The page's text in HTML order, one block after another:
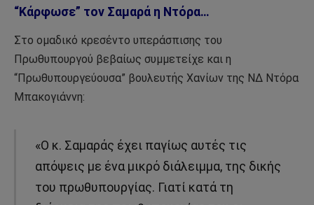
“Κάρφωσε” τον Σαμαρά η Ντόρα…
Στο ομαδικό κρεσέντο υπεράσπισης του
Πρωθυπουργού βεβαίως συμμετείχε και η
“Πρωθυπουργεύουσα” βουλευτής Χανίων της ΝΔ Ντόρα
Μπακογιάννη:
«Ο κ. Σαμαράς έχει παγίως αυτές τις
απόψεις με ένα μικρό διάλειμμα, της δικής
του πρωθυπουργίας. Γιατί κατά τη